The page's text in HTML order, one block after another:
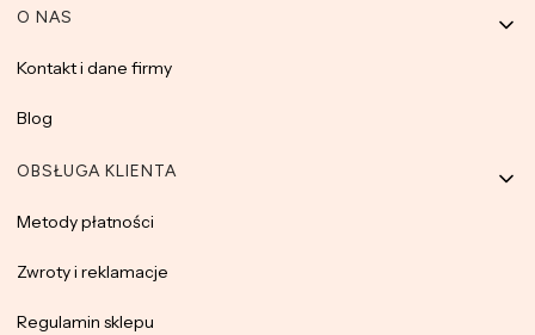
Linki w stopce
O NAS
Kontakt i dane firmy
Blog
OBSŁUGA KLIENTA
Metody płatności
Zwroty i reklamacje
Regulamin sklepu